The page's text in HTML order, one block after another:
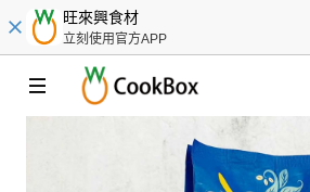
旺來興食材
立刻使用官方APP